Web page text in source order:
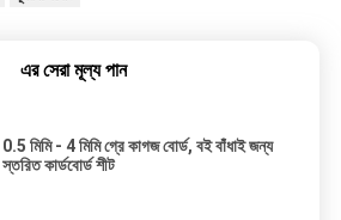
এর সেরা মূল্য পান
0.5 মিমি - 4 মিমি গ্রে কাগজ বোর্ড, বই বাঁধাই জন্য
স্তরিত কার্ডবোর্ড শীট